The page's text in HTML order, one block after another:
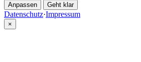
Anpassen Geht klar
Datenschutz·Impressum
×